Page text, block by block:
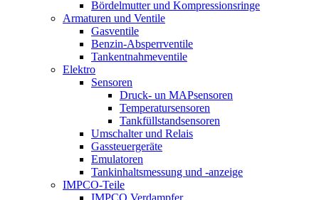
Bördelmutter und Kompressionsringe
Armaturen und Ventile
Gasventile
Benzin-Absperrventile
Tankentnahmeventile
Elektro
Sensoren
Druck- un MAPsensoren
Temperatursensoren
Tankfüllstandsensoren
Umschalter und Relais
Gassteuergeräte
Emulatoren
Tankinhaltsmessung und -anzeige
IMPCO-Teile
IMPCO Verdampfer